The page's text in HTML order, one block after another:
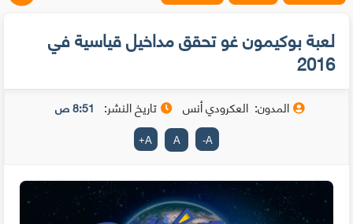
لعبة بوكيمون غو تحقق مداخيل قياسية في
2016
المدون: العكرودي أنس تاريخ النشر: 8:51 ص
A
-
A
A
+